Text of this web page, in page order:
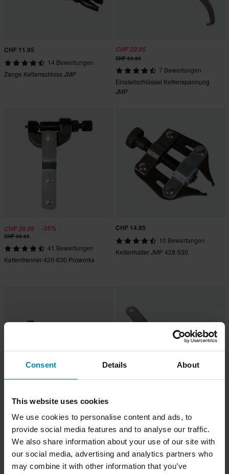
Consent Details About
This website uses cookies
We use cookies to personalise content and ads, to
provide social media features and to analyse our traffic.
We also share information about your use of our site with
our social media, advertising and analytics partners who
may combine it with other information that you’ve
CHF 11.95
14 Bewertungen
Zange Kettenschloss JMP
CHF 22.95
CHF 24.95
7 Bewertungen
Einstellschlüssel Kettenspannung
JMP
CHF 29.95 -25%
CHF 39.95
41 Bewertungen
Kettentrenner 420-630 Proworks
CHF 14.95
10 Bewertungen
Kettenhalter JMP 428-530
CHF 29.95
27 Bewertungen
Kettentrenner Proworks 420-428
1 Bewertungen
Einstellschlüssel Kettenspannung
JMP